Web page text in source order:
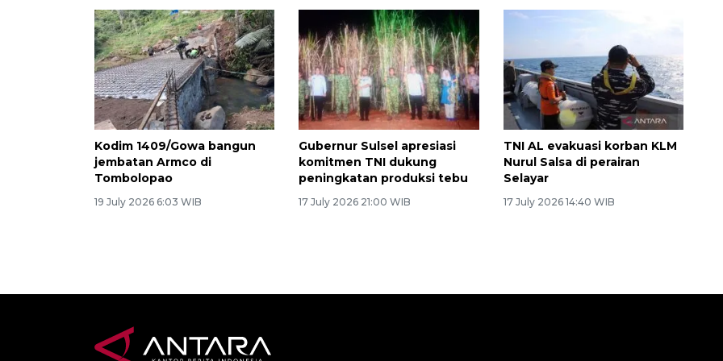
Kodim 1409/Gowa bangun
jembatan Armco di
Tombolopao
19 July 2026 6:03 WIB
Gubernur Sulsel apresiasi
komitmen TNI dukung
peningkatan produksi tebu
17 July 2026 21:00 WIB
TNI AL evakuasi korban KLM
Nurul Salsa di perairan
Selayar
17 July 2026 14:40 WIB